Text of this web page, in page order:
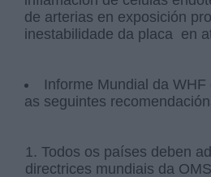
de arterias en exposición
inestabilidade da placa en
Informe Mundial da
as seguintes
1. Todos os países deben
directrices mundiais da